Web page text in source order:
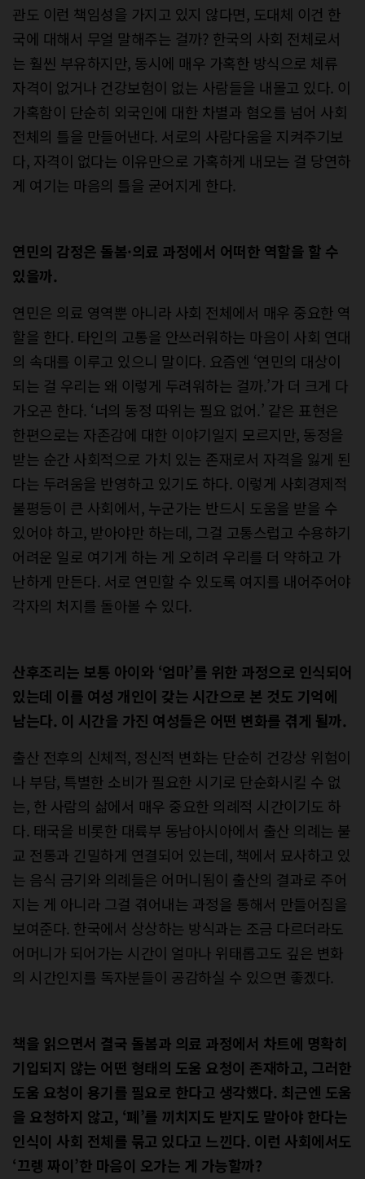
관도 이런 책임성을 가지고 있지 않다면, 도대체 이건 한
국에 대해서 무얼 말해주는 걸까? 한국의 사회 전체로서
는 훨씬 부유하지만, 동시에 매우 가혹한 방식으로 체류
자격이 없거나 건강보험이 없는 사람들을 내몰고 있다. 이
가혹함이 단순히 외국인에 대한 차별과 혐오를 넘어 사회
전체의 틀을 만들어낸다. 서로의 사람다움을 지켜주기보
다, 자격이 없다는 이유만으로 가혹하게 내모는 걸 당연하
게 여기는 마음의 틀을 굳어지게 한다.
연민의 감정은 돌봄·의료 과정에서 어떠한 역할을 할 수
있을까.
연민은 의료 영역뿐 아니라 사회 전체에서 매우 중요한 역
할을 한다. 타인의 고통을 안쓰러워하는 마음이 사회 연대
의 속대를 이루고 있으니 말이다. 요즘엔 ‘연민의 대상이
되는 걸 우리는 왜 이렇게 두려워하는 걸까.’가 더 크게 다
가오곤 한다. ‘너의 동정 따위는 필요 없어.’ 같은 표현은
한편으로는 자존감에 대한 이야기일지 모르지만, 동정을
받는 순간 사회적으로 가치 있는 존재로서 자격을 잃게 된
다는 두려움을 반영하고 있기도 하다. 이렇게 사회경제적
불평등이 큰 사회에서, 누군가는 반드시 도움을 받을 수
있어야 하고, 받아야만 하는데, 그걸 고통스럽고 수용하기
어려운 일로 여기게 하는 게 오히려 우리를 더 약하고 가
난하게 만든다. 서로 연민할 수 있도록 여지를 내어주어야
각자의 처지를 돌아볼 수 있다.
산후조리는 보통 아이와 ‘엄마’를 위한 과정으로 인식되어
있는데 이를 여성 개인이 갖는 시간으로 본 것도 기억에
남는다. 이 시간을 가진 여성들은 어떤 변화를 겪게 될까.
출산 전후의 신체적, 정신적 변화는 단순히 건강상 위험이
나 부담, 특별한 소비가 필요한 시기로 단순화시킬 수 없
는, 한 사람의 삶에서 매우 중요한 의례적 시간이기도 하
다. 태국을 비롯한 대륙부 동남아시아에서 출산 의례는 불
교 전통과 긴밀하게 연결되어 있는데, 책에서 묘사하고 있
는 음식 금기와 의례들은 어머니됨이 출산의 결과로 주어
지는 게 아니라 그걸 겪어내는 과정을 통해서 만들어짐을
보여준다. 한국에서 상상하는 방식과는 조금 다르더라도
어머니가 되어가는 시간이 얼마나 위태롭고도 깊은 변화
의 시간인지를 독자분들이 공감하실 수 있으면 좋겠다.
책을 읽으면서 결국 돌봄과 의료 과정에서 차트에 명확히
기입되지 않는 어떤 형태의 도움 요청이 존재하고, 그러한
도움 요청이 용기를 필요로 한다고 생각했다. 최근엔 도움
을 요청하지 않고, ‘폐’를 끼치지도 받지도 말아야 한다는
인식이 사회 전체를 묶고 있다고 느낀다. 이런 사회에서도
‘끄렝 짜이’한 마음이 오가는 게 가능할까?